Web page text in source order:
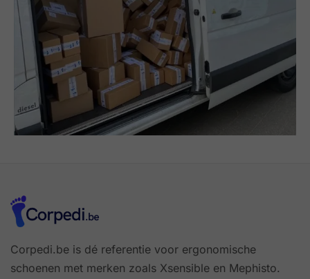
Corpedi.be is dé referentie voor ergonomische
schoenen met merken zoals Xsensible en Mephisto.